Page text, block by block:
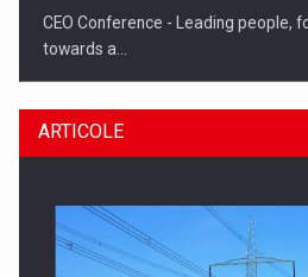
CEO Conference - Leading people,
towards a…
ARTICOLE